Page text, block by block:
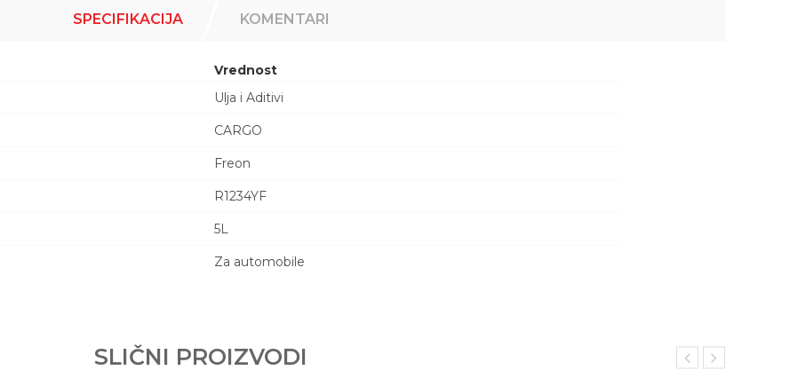
SPECIFIKACIJA KOMENTARI
Vrednost
Ulja i Aditivi
CARGO
Freon
R1234YF
5L
Za automobile
SLIČNI PROIZVODI